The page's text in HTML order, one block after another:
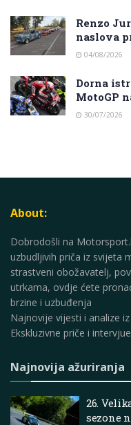
Renzo
naslova
04/08/2026
Dorna
MotoGP
30/07/2026
About:
Dobrodošli na
uzbudljivih priča iz svijeta
strastveni obožavatelj,
utrkama, ovdje ćete
brzine i uzbuđenja
Najnovije vijesti i analize
Ekskluzivne priče i
Najnovija ažuriranja
26.
sezone